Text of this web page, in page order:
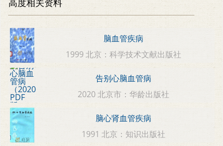
脑血管疾病
1999 北京：科学技术文献出版社
告别心脑血管病
2020 北京市：华龄出版社
脑心肾血管疾病
1991 北京：知识出版社